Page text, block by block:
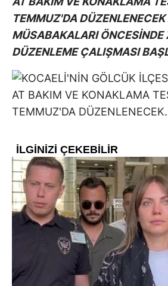
TEMMUZ'DA
MÜSABAKALARI ÖNCESİNDE
DÜZENLEME ÇALIŞMASI